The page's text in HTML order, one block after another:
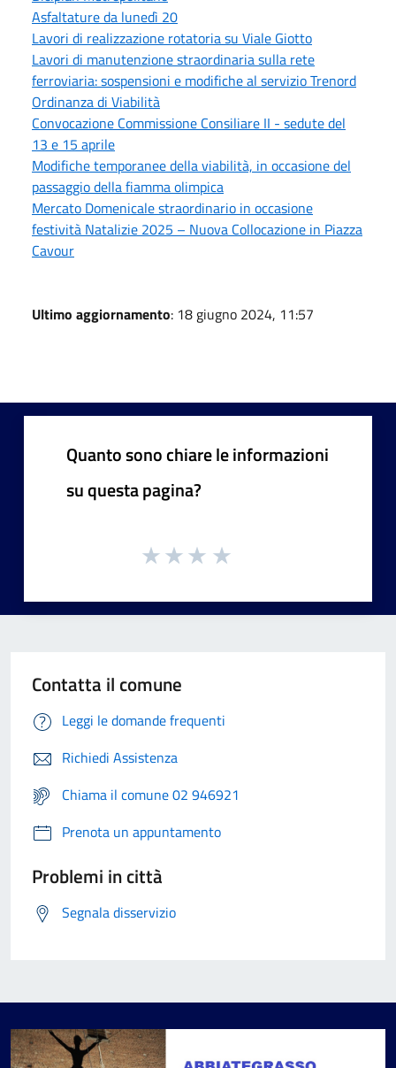
Asfaltature da lunedì 20
Lavori di realizzazione rotatoria su Viale Giotto
Lavori di manutenzione straordinaria sulla rete
ferroviaria: sospensioni e modifiche al servizio Trenord
Ordinanza di Viabilità
Convocazione Commissione Consiliare II - sedute del
13 e 15 aprile
Modifiche temporanee della viabilità, in occasione del
passaggio della fiamma olimpica
Mercato Domenicale straordinario in occasione
festività Natalizie 2025 – Nuova Collocazione in Piazza
Cavour
Ultimo aggiornamento: 18 giugno 2024, 11:57
Quanto sono chiare le informazioni
su questa pagina?
Contatta il comune
Leggi le domande frequenti
Richiedi Assistenza
Chiama il comune 02 946921
Prenota un appuntamento
Problemi in città
Segnala disservizio